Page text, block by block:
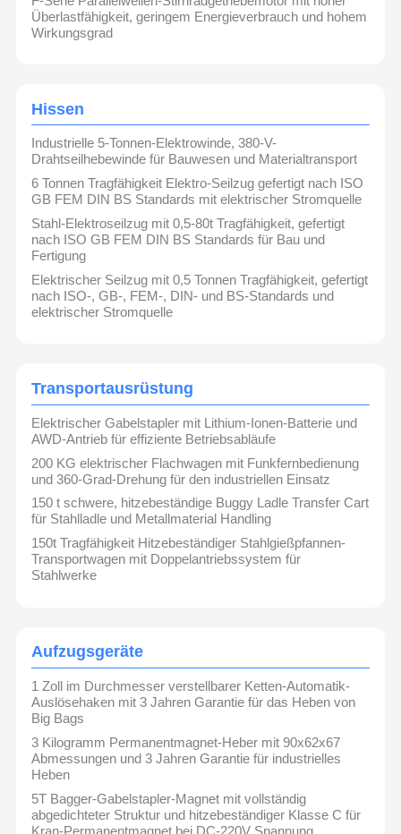
Drahtseiltrommel
Endwagen
Kran-Flaschenzug
Zupacken
Kran
Ausrüstung des Motors und der Bremse
Hissen
Überlastfähigkeit, geringem Energieverbrauch und hohem
Wirkungsgrad
Hissen
Industrielle 5-Tonnen-Elektrowinde, 380-V-
Drahtseilhebewinde für Bauwesen und Materialtransport
6 Tonnen Tragfähigkeit Elektro-Seilzug gefertigt nach ISO
GB FEM DIN BS Standards mit elektrischer Stromquelle
Stahl-Elektroseilzug mit 0,5-80t Tragfähigkeit, gefertigt
nach ISO GB FEM DIN BS Standards für Bau und
Fertigung
Elektrischer Seilzug mit 0,5 Tonnen Tragfähigkeit, gefertigt
nach ISO-, GB-, FEM-, DIN- und BS-Standards und
elektrischer Stromquelle
Transportausrüstung
Elektrischer Gabelstapler mit Lithium-Ionen-Batterie und
AWD-Antrieb für effiziente Betriebsabläufe
200 KG elektrischer Flachwagen mit Funkfernbedienung
und 360-Grad-Drehung für den industriellen Einsatz
150 t schwere, hitzebeständige Buggy Ladle Transfer Cart
für Stahlladle und Metallmaterial Handling
150t Tragfähigkeit Hitzebeständiger Stahlgießpfannen-
Transportwagen mit Doppelantriebssystem für
Stahlwerke
Aufzugsgeräte
1 Zoll im Durchmesser verstellbarer Ketten-Automatik-
Auslösehaken mit 3 Jahren Garantie für das Heben von
Big Bags
3 Kilogramm Permanentmagnet-Heber mit 90x62x67
Abmessungen und 3 Jahren Garantie für industrielles
Heben
5T Bagger-Gabelstapler-Magnet mit vollständig
abgedichteter Struktur und hitzebeständiger Klasse C für
Kran-Permanentmagnet bei DC-220V Spannung